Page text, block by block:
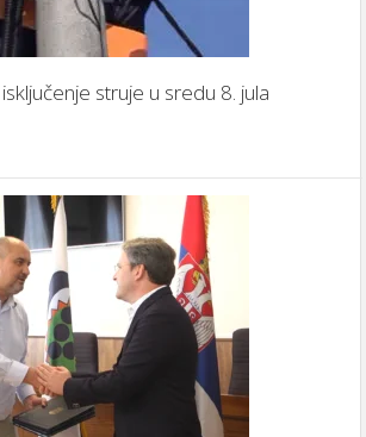
struje u sredu 8. jula